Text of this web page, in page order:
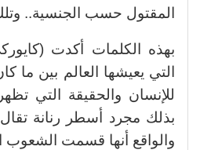
المقتول حسب الجنسية..
بهذه الكلمات أكدت
التي يعيشها العالم بين ما
للإنسان والحقيقة التي
بذلك مجرد أسطر رنانة
والواقع أنها قسمت الشعوب